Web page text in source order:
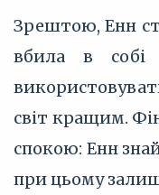
Зрештою, Енн
вбила в собі
світ кращим.
спокою: Енн
при цьому